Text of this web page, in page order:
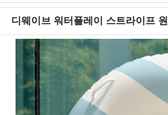
디웨이브 워터플레이 스트라이프